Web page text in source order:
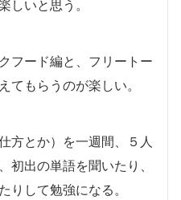
しいと思う。
フード編と、フリートー
てもらうのが楽しい。
方とか）を一週間、５人
初出の単語を聞いたり、
りして勉強になる。